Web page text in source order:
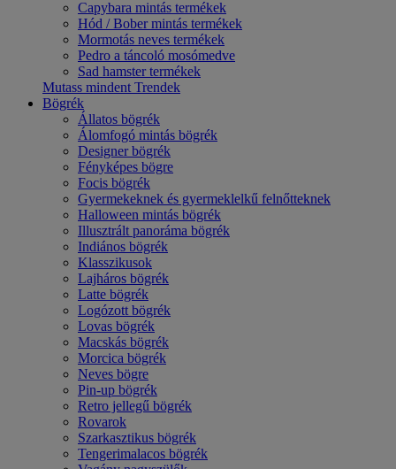
Capybara mintás termékek
Hód / Bober mintás termékek
Mormotás neves termékek
Pedro a táncoló mosómedve
Sad hamster termékek
Mutass mindent Trendek
Bögrék
Állatos bögrék
Álomfogó mintás bögrék
Designer bögrék
Fényképes bögre
Focis bögrék
Gyermekeknek és gyermeklelkű felnőtteknek
Halloween mintás bögrék
Illusztrált panoráma bögrék
Indiános bögrék
Klasszikusok
Lajháros bögrék
Latte bögrék
Logózott bögrék
Lovas bögrék
Macskás bögrék
Morcica bögrék
Neves bögre
Pin-up bögrék
Retro jellegű bögrék
Rovarok
Szarkasztikus bögrék
Tengerimalacos bögrék